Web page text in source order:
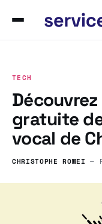
TECH
gratuite
vocal de
CHRISTOPHE ROMEI —